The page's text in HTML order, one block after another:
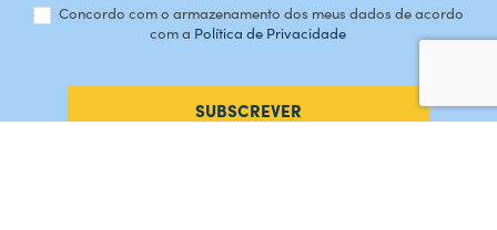
Concordo com o armazenamento dos meus dados de acordo
com a Política de Privacidade
SUBSCREVER